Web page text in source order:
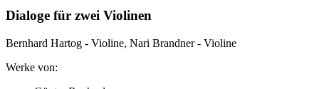
Dialoge für zwei Violinen
Bernhard Hartog - Violine, Nari Brandner - Violine
Werke von: